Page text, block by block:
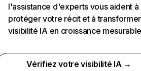
l'assistance d'experts vous aident à
protéger votre récit et à
visibilité IA en croissance
Vérifiez votre visibilité IA →